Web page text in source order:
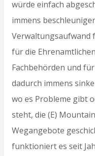
würde einfach
immens
Verwaltungsaufwand
für die
Fachbehörden und
dadurch immens
wo es Probleme gibt
steht, die (E)
Wegangebote
funktioniert es seit